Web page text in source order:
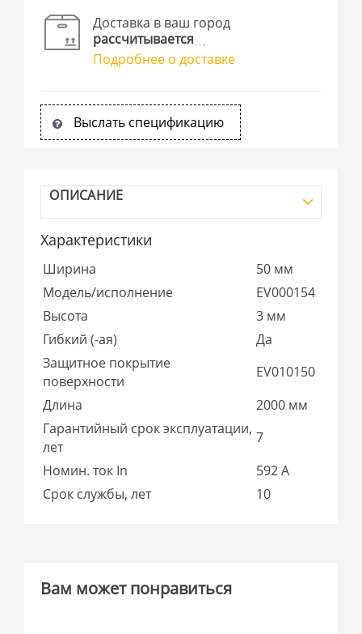
Доставка в ваш город
рассчитывается
Подробнее о доставке
Выслать спецификацию
ОПИСАНИЕ
Характеристики
Ширина
50 мм
Модель/исполнение
EV000154
Высота
3 мм
Гибкий (-ая)
Да
Защитное покрытие
поверхности
EV010150
Длина
2000 мм
Гарантийный срок эксплуатации,
лет
7
Номин. ток In
592 А
Срок службы, лет
10
Вам может понравиться